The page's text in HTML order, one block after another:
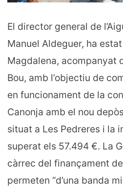
El director general de
Manuel Aldeguer, ha
Magdalena, acompanyat
Bou, amb l’objectiu de
en funcionament de la
Canonja amb el nou
situat a Les Pedreres i la
superat els 57.494 €. La
càrrec del finançament
permeten “d’una banda